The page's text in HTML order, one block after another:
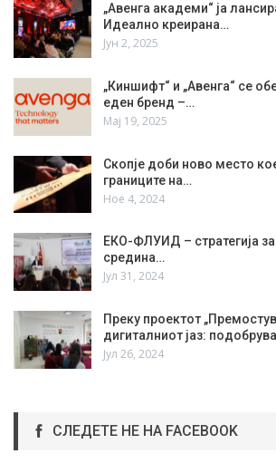
„Авенга академи“ ја
Идеално креирана…
Јун 2, 2025
„Киншифт“ и „Авенга“ се
еден бренд –…
Мај 19, 2025
Скопје доби ново место
границите на…
Ное 4, 2024
ЕКО-ФЛУИД – стратегија
средина…
Јул 31, 2024
Преку проектот
дигиталниот јаз:
Јул 26, 2024
СЛЕДЕТЕ НЕ НА FACEBOOK